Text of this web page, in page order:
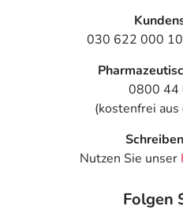
030 622 000
0800 44
(kostenfrei
Nutzen Sie unser
Folgen